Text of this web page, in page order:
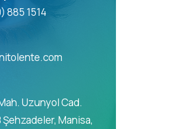
885 1514
Uzunyol Cad.
Şehzadeler, Manisa,